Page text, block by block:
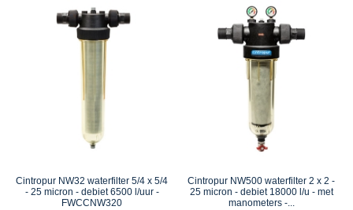
Cintropur NW32 waterfilter 5/4 x 5/4
- 25 micron - debiet 6500 l/uur -
FWCCNW320
Cintropur NW500 waterfilter 2 x 2 -
25 micron - debiet 18000 l/u - met
manometers -...